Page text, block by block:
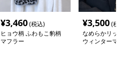
¥3,460(税込)
ヒョウ柄 ふわもこ豹柄
マフラー
¥3,500(税
なめらかリッ
ウィンターマ